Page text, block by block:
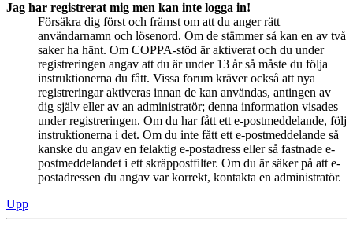
Jag har registrerat mig men kan inte logga in!
Försäkra dig först och främst om att du anger rätt
användarnamn och lösenord. Om de stämmer så kan en av två
saker ha hänt. Om COPPA-stöd är aktiverat och du under
registreringen angav att du är under 13 år så måste du följa
instruktionerna du fått. Vissa forum kräver också att nya
registreringar aktiveras innan de kan användas, antingen av
dig själv eller av an administratör; denna information visades
under registreringen. Om du har fått ett e-postmeddelande, följ
instruktionerna i det. Om du inte fått ett e-postmeddelande så
kanske du angav en felaktig e-postadress eller så fastnade e-
postmeddelandet i ett skräppostfilter. Om du är säker på att e-
postadressen du angav var korrekt, kontakta en administratör.
Upp